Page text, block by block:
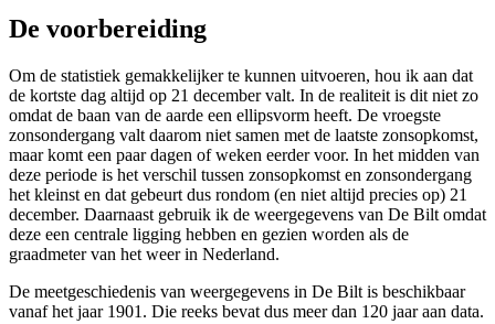
De voorbereiding
Om de statistiek gemakkelijker te kunnen uitvoeren, hou ik aan dat
de kortste dag altijd op 21 december valt. In de realiteit is dit niet zo
omdat de baan van de aarde een ellipsvorm heeft. De vroegste
zonsondergang valt daarom niet samen met de laatste zonsopkomst,
maar komt een paar dagen of weken eerder voor. In het midden van
deze periode is het verschil tussen zonsopkomst en zonsondergang
het kleinst en dat gebeurt dus rondom (en niet altijd precies op) 21
december. Daarnaast gebruik ik de weergegevens van De Bilt omdat
deze een centrale ligging hebben en gezien worden als de
graadmeter van het weer in Nederland.
De meetgeschiedenis van weergegevens in De Bilt is beschikbaar
vanaf het jaar 1901. Die reeks bevat dus meer dan 120 jaar aan data.